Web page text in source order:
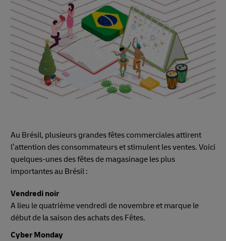
Au Brésil, plusieurs grandes fêtes commerciales attirent
l’attention des consommateurs et stimulent les ventes. Voici
quelques-unes des fêtes de magasinage les plus
importantes au Brésil :
Vendredi noir
A lieu le quatrième vendredi de novembre et marque le
début de la saison des achats des Fêtes.
Cyber Monday